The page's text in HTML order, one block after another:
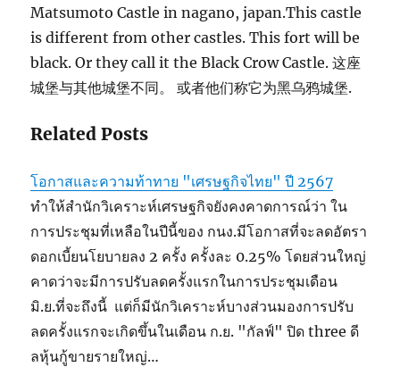
Matsumoto Castle in nagano, japan.This castle
is different from other castles. This fort will be
black. Or they call it the Black Crow Castle. 这座
城堡与其他城堡不同。 或者他们称它为黑乌鸦城堡.
Related Posts
โอกาสและความท้าทาย "เศรษฐกิจไทย" ปี 2567
ทำให้สำนักวิเคราะห์เศรษฐกิจยังคงคาดการณ์ว่า ใน
การประชุมที่เหลือในปีนี้ของ กนง.มีโอกาสที่จะลดอัตรา
ดอกเบี้ยนโยบายลง 2 ครั้ง ครั้งละ 0.25% โดยส่วนใหญ่
คาดว่าจะมีการปรับลดครั้งแรกในการประชุมเดือน
มิ.ย.ที่จะถึงนี้ แต่ก็มีนักวิเคราะห์บางส่วนมองการปรับ
ลดครั้งแรกจะเกิดขึ้นในเดือน ก.ย. "กัลฟ์" ปิด three ดี
ลหุ้นกู้ขายรายใหญ่…